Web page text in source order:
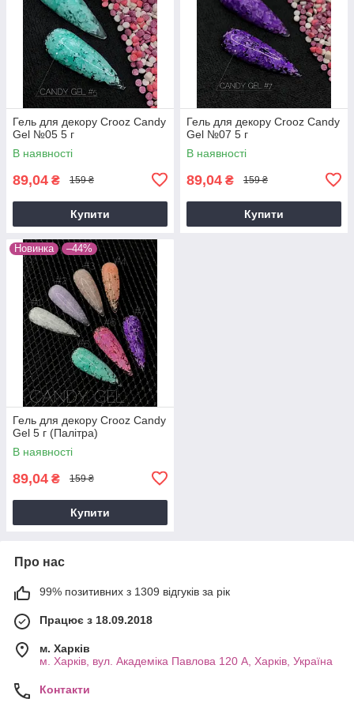
Гель для декору Crooz Candy
Gel №05 5 г
В наявності
89,04 ₴ 159 ₴
Купити
Гель для декору Crooz Candy
Gel №07 5 г
В наявності
89,04 ₴ 159 ₴
Купити
Новинка –44%
Гель для декору Crooz Candy
Gel 5 г (Палітра)
В наявності
89,04 ₴ 159 ₴
Купити
Про нас
99% позитивних з 1309 відгуків за рік
Працює з 18.09.2018
м. Харків
м. Харків, вул. Академіка Павлова 120 А, Харків, Україна
Контакти